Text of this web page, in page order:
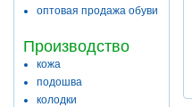
оптовая продажа обуви
Производство
кожа
подошва
колодки